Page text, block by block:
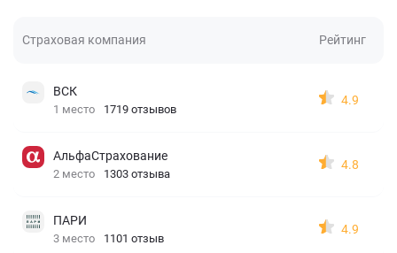
Страховая компания Рейтинг
ВСК
1 место 1719 отзывов
4.9
АльфаСтрахование
2 место 1303 отзыва
4.8
ПАРИ
3 место 1101 отзыв
4.9